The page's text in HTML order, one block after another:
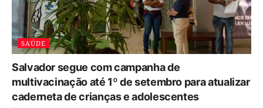
SAÚDE
Salvador segue com campanha de
multivacinação até 1º de setembro para atualizar
caderneta de crianças e adolescentes